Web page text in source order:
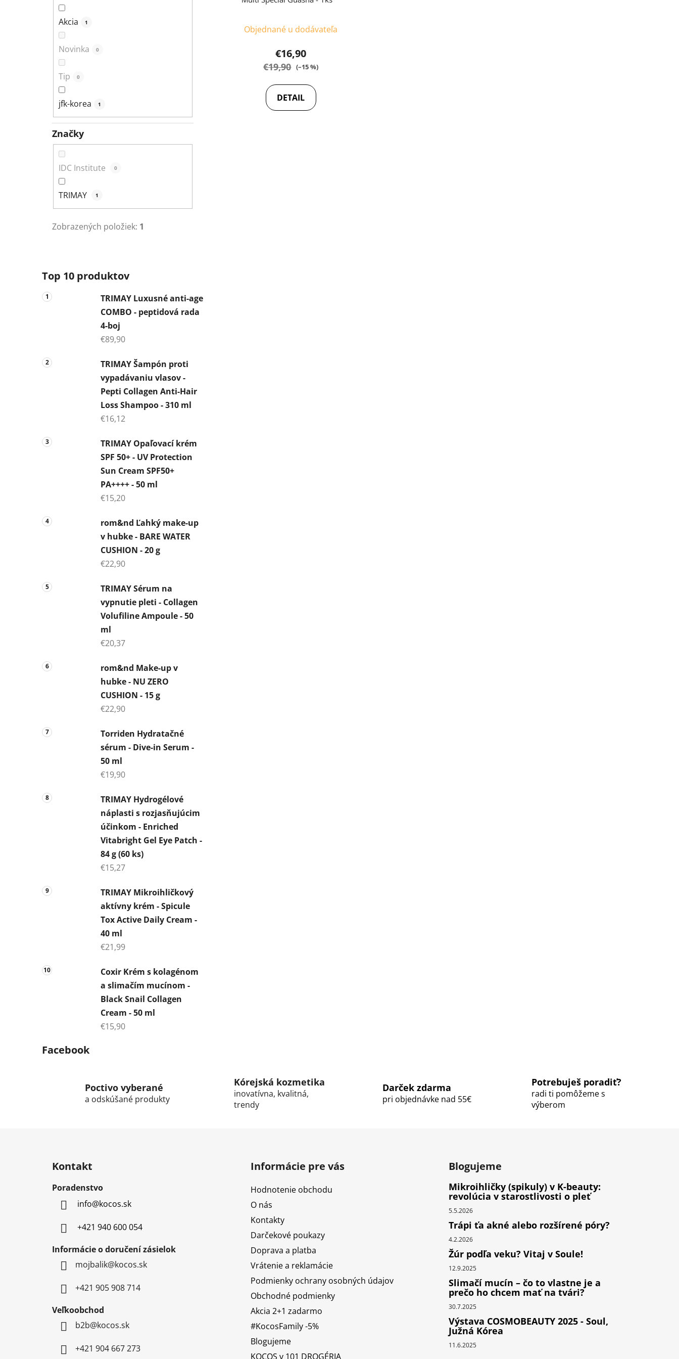
Akcia 1
Novinka 0
Tip 0
jfk-korea 1
Značky
IDC Institute 0
TRIMAY 1
Zobrazených položiek: 1
Top 10 produktov
TRIMAY Luxusné anti-age
COMBO - peptidová rada
4-boj
€89,90
TRIMAY Šampón proti
vypadávaniu vlasov -
Pepti Collagen Anti-Hair
Loss Shampoo - 310 ml
€16,12
TRIMAY Opaľovací krém
SPF 50+ - UV Protection
Sun Cream SPF50+
PA++++ - 50 ml
€15,20
rom&nd Ľahký make-up
v hubke - BARE WATER
CUSHION - 20 g
€22,90
TRIMAY Sérum na
vypnutie pleti - Collagen
Volufiline Ampoule - 50
ml
€20,37
rom&nd Make-up v
hubke - NU ZERO
CUSHION - 15 g
€22,90
Torriden Hydratačné
sérum - Dive-in Serum -
50 ml
€19,90
TRIMAY Hydrogélové
náplasti s rozjasňujúcim
účinkom - Enriched
Vitabright Gel Eye Patch -
84 g (60 ks)
€15,27
TRIMAY Mikroihličkový
aktívny krém - Spicule
Tox Active Daily Cream -
40 ml
€21,99
Coxir Krém s kolagénom
a slimačím mucínom -
Black Snail Collagen
Cream - 50 ml
€15,90
Facebook
Objednané u dodávateľa
€16,90
€19,90 (–15 %)
DETAIL
Poctivo vyberané
a odskúšané produkty
Kórejská kozmetika
inovatívna, kvalitná,
trendy
Darček zdarma
pri objednávke nad 55€
Potrebuješ poradiť?
radi ti pomôžeme s
výberom
Kontakt
Poradenstvo
info@kocos.sk
+421 940 600 054
Informácie o doručení zásielok
mojbalik@kocos.sk
+421 905 908 714
Veľkoobchod
b2b@kocos.sk
+421 904 667 273
Informácie pre vás
Hodnotenie obchodu
O nás
Kontakty
Darčekové poukazy
Doprava a platba
Vrátenie a reklamácie
Podmienky ochrany osobných údajov
Obchodné podmienky
Akcia 2+1 zadarmo
#KocosFamily -5%
Blogujeme
KOCOS v 101 DROGÉRIA
Blogujeme
Mikroihličky (spikuly) v K-beauty:
revolúcia v starostlivosti o pleť
5.5.2026
Trápi ťa akné alebo rozšírené póry?
4.2.2026
Žúr podľa veku? Vitaj v Soule!
12.9.2025
Slimačí mucín – čo to vlastne je a
prečo ho chcem mať na tvári?
30.7.2025
Výstava COSMOBEAUTY 2025 - Soul,
Južná Kórea
11.6.2025